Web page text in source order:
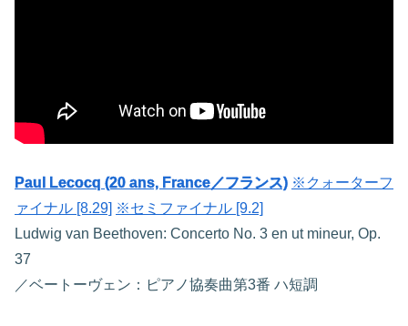
Paul Lecocq (20 ans, France／フランス) ※クォーターフ
ァイナル [8.29] ※セミファイナル [9.2]
Ludwig van Beethoven: Concerto No. 3 en ut mineur, Op.
37
／ベートーヴェン：ピアノ協奏曲第3番 ハ短調